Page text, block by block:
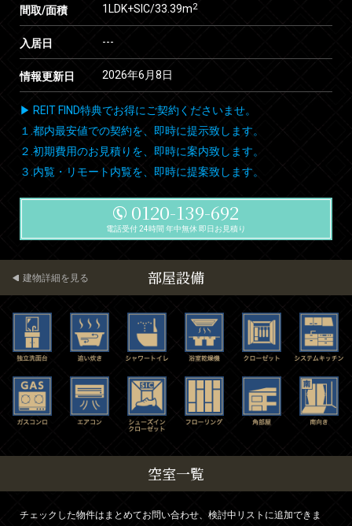
間取/面積 1LDK+SIC/33.39m2
入居日 ---
情報更新日 2026年6月8日
▶ REIT FIND特典でお得にご契約くださいませ。
１.都内最安値での契約を、即時に提示致します。
２.初期費用のお見積りを、即時に案内致します。
３.内覧・リモート内覧を、即時に提案致します。
0120-139-692
電話受付 24時間 年中無休 即日お見積り
部屋設備
建物詳細を見る
空室一覧
チェックした物件はまとめてお問い合わせ、検討中リストに追加できま